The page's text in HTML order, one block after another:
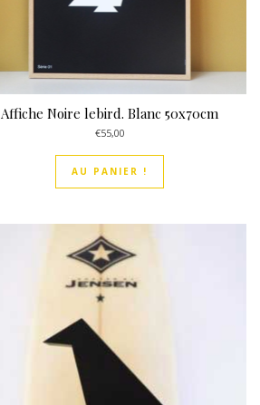
Affiche Noire lebird. Blanc 50x70cm
€55,00
AU PANIER !